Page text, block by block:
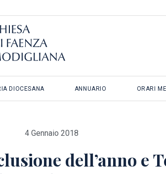
DIOCESANA ANNUARIO ORARI
4 Gennaio 2018
dell’anno e